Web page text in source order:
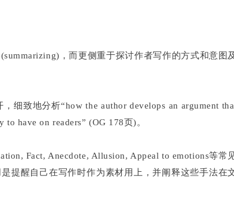
，而更侧重于探讨作者写作的方式和意图
细致地分析“how the author develops an argument
have on readers” (OG 178页)。
Fact, Anecdote, Allusion, Appeal to emotions等常
提醒自己在写作时作为素材用上，并阐释这些手法在